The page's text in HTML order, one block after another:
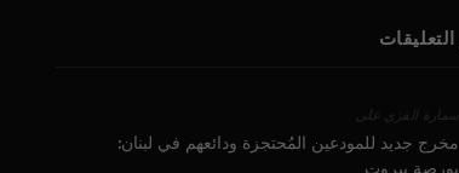
التعليقات
سمارة القزي على
مخرج جديد للمودعين المُحتجزة ودائعهم في لبنان: